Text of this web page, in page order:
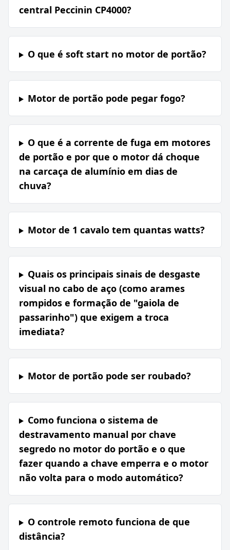
central Peccinin CP4000?
O que é soft start no motor de portão?
Motor de portão pode pegar fogo?
O que é a corrente de fuga em motores
de portão e por que o motor dá choque
na carcaça de alumínio em dias de
chuva?
Motor de 1 cavalo tem quantas watts?
Quais os principais sinais de desgaste
visual no cabo de aço (como arames
rompidos e formação de "gaiola de
passarinho") que exigem a troca
imediata?
Motor de portão pode ser roubado?
Como funciona o sistema de
destravamento manual por chave
segredo no motor do portão e o que
fazer quando a chave emperra e o motor
não volta para o modo automático?
O controle remoto funciona de que
distância?